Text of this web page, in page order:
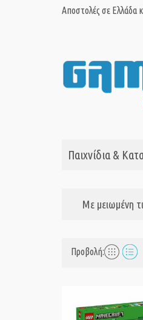
Αποστολές σε Ελλάδα
Παιχνίδια &
Με μειωμένη
Προβολή: